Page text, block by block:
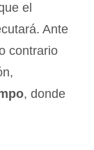
el
Ante
contrario
, donde